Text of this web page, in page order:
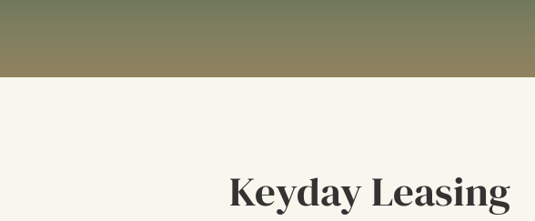
Keyday Leasing